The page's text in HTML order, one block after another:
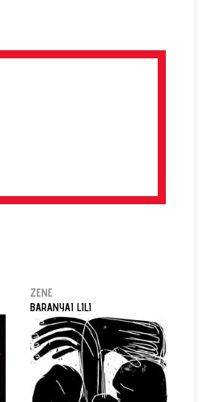
ZENE
BARANYAI LILI